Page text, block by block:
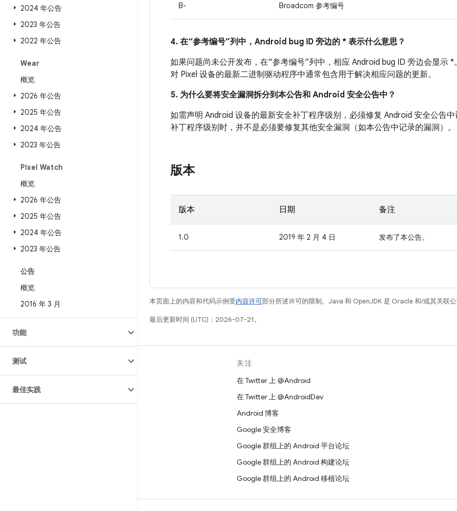
2024 年公告
2023 年公告
2022 年公告
Wear
概览
2026 年公告
2025 年公告
2024 年公告
2023 年公告
Pixel Watch
概览
2026 年公告
2025 年公告
2024 年公告
2023 年公告
公告
概览
2016 年 3 月
功能
测试
最佳实践
B- Broadcom 参考编号
4. 在“参考编号”列中，Android bug ID 旁边的 * 表示什么意思？
如果问题尚未公开发布，在“参考编号”列中，相应 Android bug ID 旁边会显示 *
对 Pixel 设备的最新二进制驱动程序中通常包含用于解决相应问题的更新。
5. 为什么要将安全漏洞拆分到本公告和 Android 安全公告中？
如需声明 Android 设备的最新安全补丁程序级别，必须修复 Android 安全公告
补丁程序级别时，并不是必须要修复其他安全漏洞（如本公告中记录的漏洞）。
版本
版本 日期 备注
1.0 2019 年 2 月 4 日 发布了本公告。
本页面上的内容和代码示例受内容许可部分所述许可的限制。Java 和 OpenJDK 是 Oracle 和/或其关联
最后更新时间 (UTC)：2026-07-21。
构建
关注
在 Twitter 上 @Android
在 Twitter 上 @AndroidDev
Android 博客
Google 安全博客
Google 群组上的 Android 平台论坛
Google 群组上的 Android 构建论坛
Google 群组上的 Android 移植论坛